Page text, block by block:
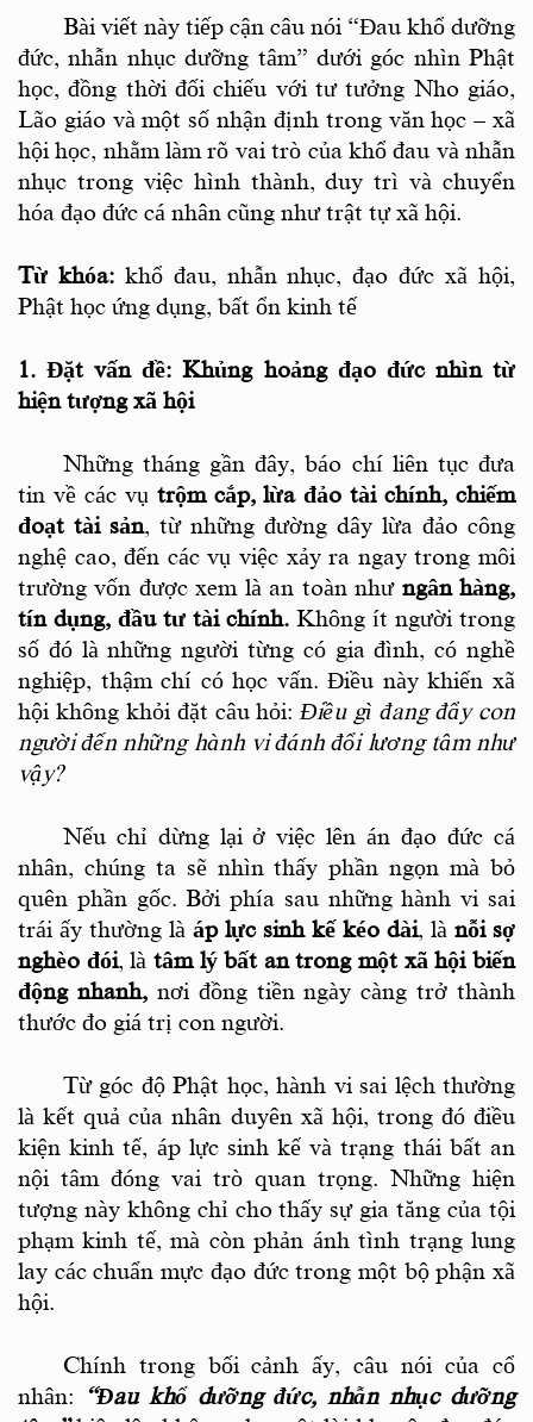
Bài viết này tiếp cận câu nói “Đau khổ dưỡng
đức, nhẫn nhục dưỡng tâm” dưới góc nhìn Phật
học, đồng thời đối chiếu với tư tưởng Nho giáo,
Lão giáo và một số nhận định trong văn học – xã
hội học, nhằm làm rõ vai trò của khổ đau và nhẫn
nhục trong việc hình thành, duy trì và chuyển
hóa đạo đức cá nhân cũng như trật tự xã hội.
Từ khóa:khổ đau, nhẫn nhục, đạo đức xã hội,
Phật học ứng dụng, bất ổn kinh tế
1. Đặt vấn đề: Khủng hoảng đạo đức nhìn từ
hiện tượng xã hội
Những tháng gần đây, báo chí liên tục đưa
tin về các vụ trộm cắp, lừa đảo tài chính, chiếm
đoạt tài sản, từ những đường dây lừa đảo công
nghệ cao, đến các vụ việc xảy ra ngay trong môi
trường vốn được xem là an toàn như ngân hàng,
tín dụng, đầu tư tài chính. Không ít người trong
số đó là những người từng có gia đình, có nghề
nghiệp, thậm chí có học vấn. Điều này khiến xã
hội không khỏi đặt câu hỏi:Điều gì đang đẩy con
người đến những hành vi đánh đổi lương tâm như
vậy?
Nếu chỉ dừng lại ở việc lên án đạo đức cá
nhân, chúng ta sẽ nhìn thấy phần ngọn mà bỏ
quên phần gốc. Bởi phía sau những hành vi sai
trái ấy thường là áp lực sinh kế kéo dài, là nỗi sợ
nghèo đói, là tâm lý bất an trong một xã hội biến
động nhanh,nơi đồng tiền ngày càng trở thành
thước đo giá trị con người.
Từ góc độ Phật học, hành vi sai lệch thường
là kết quả của nhân duyên xã hội, trong đó điều
kiện kinh tế, áp lực sinh kế và trạng thái bất an
nội tâm đóng vai trò quan trọng. Những hiện
tượng này không chỉ cho thấy sự gia tăng của tội
phạm kinh tế, mà còn phản ánh tình trạng lung
lay các chuẩn mực đạo đức trong một bộ phận xã
hội.
Chính trong bối cảnh ấy, câu nói của cổ
nhân:
“Đau khổ dưỡng đức, nhẫn nhục dưỡng